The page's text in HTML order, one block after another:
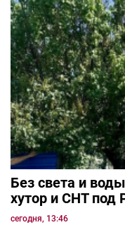
Без света и
хутор и СНТ под
сегодня, 13:46